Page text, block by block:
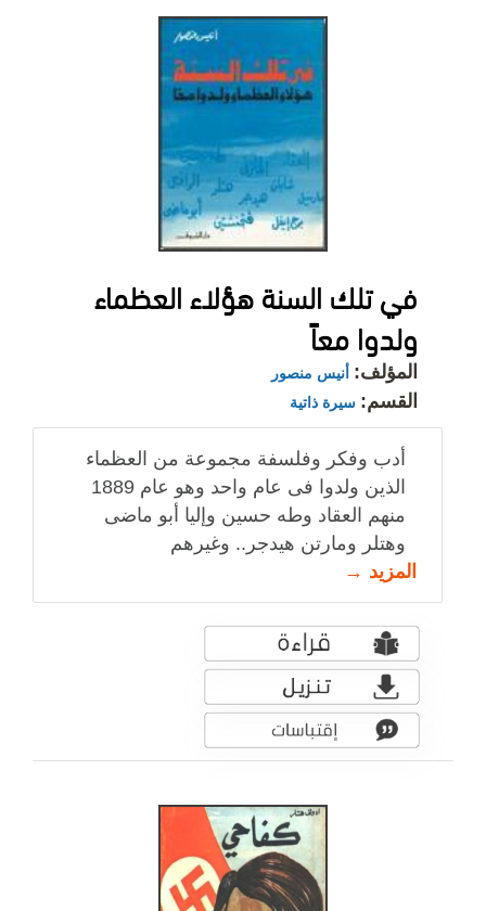
في تلك السنة هؤلاء العظماء
ولدوا معاً
المؤلف: أنيس منصور
القسم: سيرة ذاتية
أدب وفكر وفلسفة مجموعة من العظماء
الذين ولدوا فى عام واحد وهو عام 1889
منهم العقاد وطه حسين وإليا أبو ماضى
وهتلر ومارتن هيدجر.. وغيرهم
المزيد →